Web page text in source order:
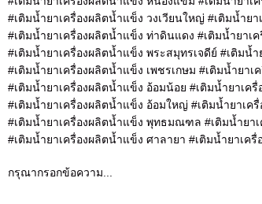
#เติมน้ำยาเครื่องผลิตน้ำแข็ง วงเวียนใหญ่ #เติมน้ำย
#เติมน้ำยาเครื่องผลิตน้ำแข็ง ท่าดินแดง #เติมน้ำยาเ
#เติมน้ำยาเครื่องผลิตน้ำแข็ง พระสมุทรเจดีย์ #เติมน้
#เติมน้ำยาเครื่องผลิตน้ำแข็ง เพชรเกษม #เติมน้ำยาเ
#เติมน้ำยาเครื่องผลิตน้ำแข็ง อ้อมน้อย #เติมน้ำยาเค
#เติมน้ำยาเครื่องผลิตน้ำแข็ง อ้อมใหญ่ #เติมน้ำยาเค
#เติมน้ำยาเครื่องผลิตน้ำแข็ง พุทธมณฑล #เติมน้ำย
#เติมน้ำยาเครื่องผลิตน้ำแข็ง ศาลายา #เติมน้ำยาเค
กรุณากรอกข้อความ...